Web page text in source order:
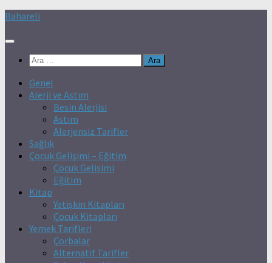
Skip
content
Bahareli
Arama:
Genel
Alerji ve Astım
Besin Alerjisi
Astım
Alerjensiz Tarifler
Sağlık
Çocuk Gelişimi – Eğitim
Çocuk Gelişimi
Eğitim
Kitap
Yetişkin Kitapları
Çocuk Kitapları
Yemek Tarifleri
Çorbalar
Alternatif Tarifler